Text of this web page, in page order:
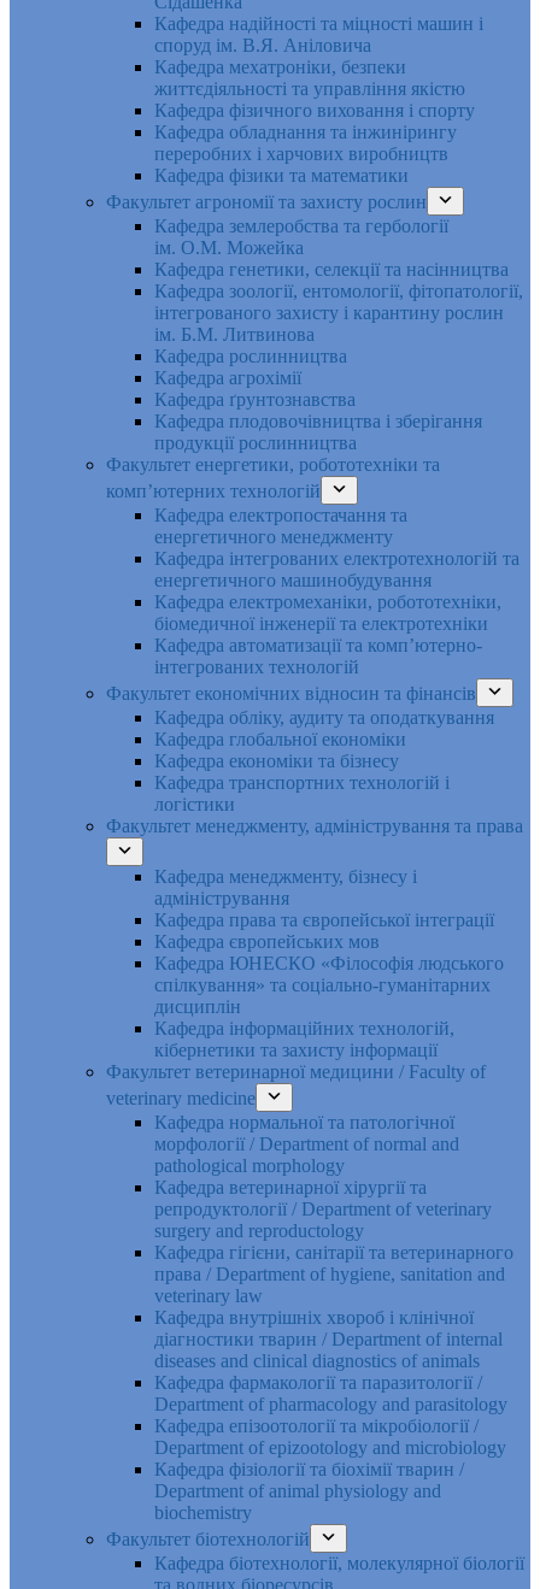
Кафедра надійності та міцності машин і
споруд ім. В.Я. Аніловича
Кафедра мехатроніки, безпеки
життєдіяльності та управління якістю
Кафедра фізичного виховання і спорту
Кафедра обладнання та інжинірингу
переробних і харчових виробництв
Кафедра фізики та математики
Факультет агрономії та захисту рослин
Кафедра землеробства та гербології
ім. О.М. Можейка
Кафедра генетики, селекції та насінництва
Кафедра зоології, ентомології, фітопатології,
інтегрованого захисту і карантину рослин
ім. Б.М. Литвинова
Кафедра рослинництва
Кафедра агрохімії
Кафедра ґрунтознавства
Кафедра плодовочівництва і зберігання
продукції рослинництва
Факультет енергетики, робототехніки та
комп’ютерних технологій
Кафедра електропостачання та
енергетичного менеджменту
Кафедра інтегрованих електротехнологій та
енергетичного машинобудування
Кафедра електромеханіки, робототехніки,
біомедичної інженерії та електротехніки
Кафедра автоматизації та комп’ютерно-
інтегрованих технологій
Факультет економічних відносин та фінансів
Кафедра обліку, аудиту та оподаткування
Кафедра глобальної економіки
Кафедра економіки та бізнесу
Кафедра транспортних технологій і
логістики
Факультет менеджменту, адміністрування та права
Кафедра менеджменту, бізнесу і
адміністрування
Кафедра права та європейської інтеграції
Кафедра європейських мов
Кафедра ЮНЕСКО «Філософія людського
спілкування» та соціально-гуманітарних
дисциплін
Кафедра інформаційних технологій,
кібернетики та захисту інформації
Факультет ветеринарної медицини / Faculty of
veterinary medicine
Кафедра нормальної та патологічної
морфології / Department of normal and
pathological morphology
Кафедра ветеринарної хірургії та
репродуктології / Department of veterinary
surgery and reproductology
Кафедра гігієни, санітарії та ветеринарного
права / Department of hygiene, sanitation and
veterinary law
Кафедра внутрішніх хвороб і клінічної
діагностики тварин / Department of internal
diseases and clinical diagnostics of animals
Кафедра фармакології та паразитології /
Department of pharmacology and parasitology
Кафедра епізоотології та мікробіології /
Department of epizootology and microbiology
Кафедра фізіології та біохімії тварин /
Department of animal physiology and
biochemistry
Факультет біотехнологій
Кафедра біотехнології, молекулярної біології
та водних біоресурсів